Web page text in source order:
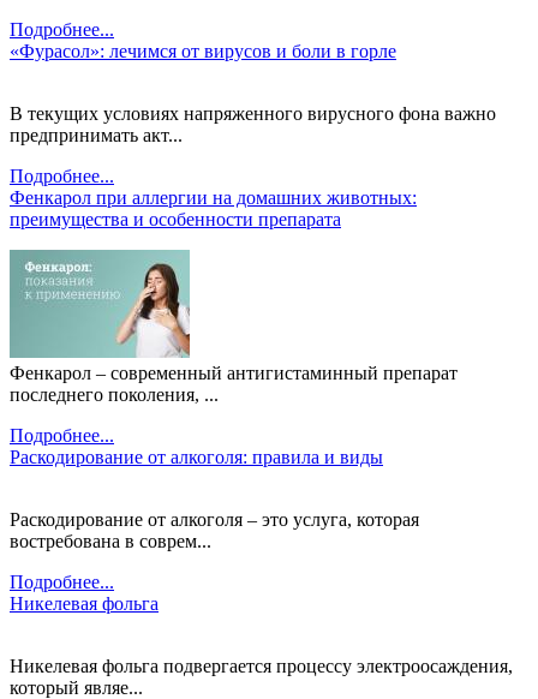
Подробнее...
«Фурасол»: лечимся от вирусов и боли в горле
В текущих условиях напряженного вирусного фона важно
предпринимать акт...
Подробнее...
Фенкарол при аллергии на домашних животных:
преимущества и особенности препарата
Фенкарол – современный антигистаминный препарат
последнего поколения, ...
Подробнее...
Раскодирование от алкоголя: правила и виды
Раскодирование от алкоголя – это услуга, которая
востребована в соврем...
Подробнее...
Никелевая фольга
Никелевая фольга подвергается процессу электроосаждения,
который являе...